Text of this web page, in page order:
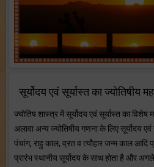
सूर्योदय एवं सूर्यास्त का ज्योतिषीय
ज्योतिष शास्त्र में सूर्योदय एवं सूर्यास्त का
अलावा अन्य ज्योतिषीय गणना के लिए सूर्योदय
पंचांग, राहु काल, व्रत व त्यौहार जन्म काल
प्रारंभ स्थानीय सूर्योदय के साथ होता है और